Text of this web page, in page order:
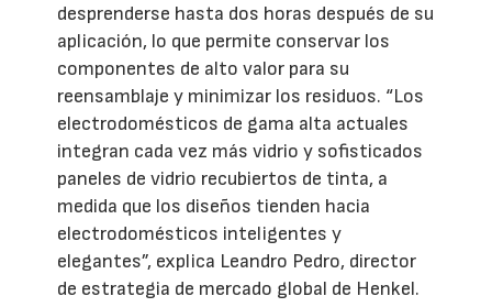
desprenderse hasta dos horas después de su
aplicación, lo que permite conservar los
componentes de alto valor para su
reensamblaje y minimizar los residuos. “Los
electrodomésticos de gama alta actuales
integran cada vez más vidrio y sofisticados
paneles de vidrio recubiertos de tinta, a
medida que los diseños tienden hacia
electrodomésticos inteligentes y
elegantes”, explica Leandro Pedro, director
de estrategia de mercado global de Henkel.